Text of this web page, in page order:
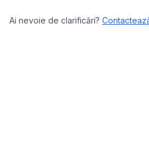
Ai nevoie de clarificări?